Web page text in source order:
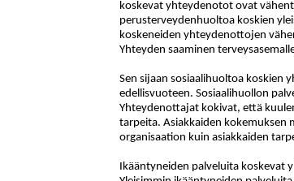
koskevat yhteydenotot ovat
perusterveydenhuoltoa koskien
koskeneiden yhteydenottojen
Yhteyden saaminen
Sen sijaan sosiaalihuoltoa koskien
edellisvuoteen. Sosiaalihuollon
Yhteydenottajat kokivat, että
tarpeita. Asiakkaiden kokemuksen
organisaation kuin asiakkaiden
Ikääntyneiden palveluita koskevat